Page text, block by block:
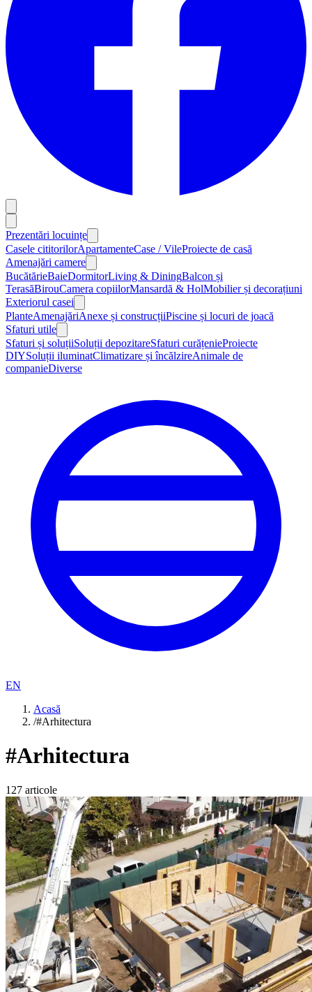
Prezentări locuințe
Casele cititorilorApartamenteCase / VileProiecte de casă
Amenajări camere
BucătărieBaieDormitorLiving & DiningBalcon și
TerasăBirouCamera copiilorMansardă & HolMobilier și decorațiuni
Exteriorul casei
PlanteAmenajăriAnexe și construcțiiPiscine și locuri de joacă
Sfaturi utile
Sfaturi și soluțiiSoluții depozitareSfaturi curățenieProiecte
DIYSoluții iluminatClimatizare și încălzireAnimale de
companieDiverse
EN
Acasă
/#Arhitectura
#Arhitectura
127 articole